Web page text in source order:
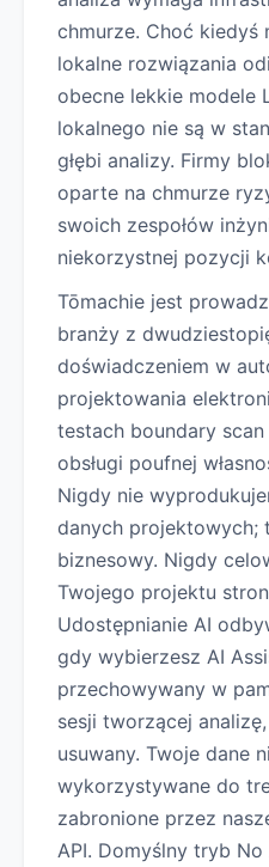
chmurze. Choć kiedyś
lokalne rozwiązania
obecne lekkie modele
lokalnego nie są w
głębi analizy. Firmy
oparte na chmurze
swoich zespołów
niekorzystnej pozycji
Tōmachie jest
branży z
doświadczeniem w
projektowania
testach boundary
obsługi poufnej
Nigdy nie
danych projektowych;
biznesowy. Nigdy
Twojego projektu
Udostępnianie AI
gdy wybierzesz AI
przechowywany w
sesji tworzącej
usuwany. Twoje dane
wykorzystywane do
zabronione przez
API. Domyślny tryb